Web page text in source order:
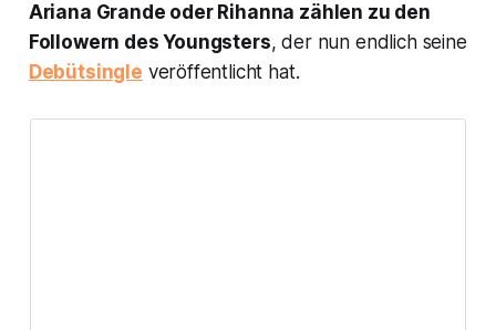
Ariana Grande oder Rihanna zählen zu den
Followern des Youngsters, der nun endlich seine
Debütsingle veröffentlicht hat.